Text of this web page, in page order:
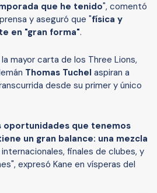
que he tenido", comentó
y aseguró que "física y
en "gran forma".
mayor carta de los Three Lions,
Thomas Tuchel aspiran a
desde su primer y único
oportunidades que tenemos
un gran balance: una mezcla
finales de clubes, y
expresó Kane en vísperas del